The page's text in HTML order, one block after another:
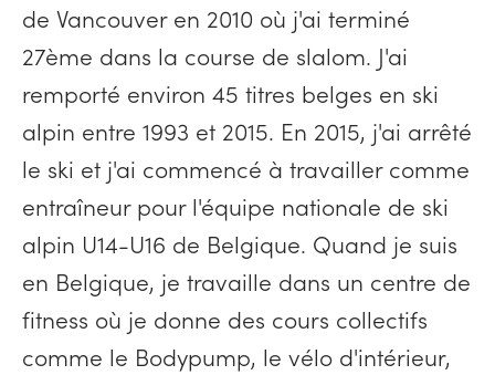
de Vancouver en 2010 où j'ai terminé
27ème dans la course de slalom. J'ai
remporté environ 45 titres belges en ski
alpin entre 1993 et 2015. En 2015, j'ai arrêté
le ski et j'ai commencé à travailler comme
entraîneur pour l'équipe nationale de ski
alpin U14-U16 de Belgique. Quand je suis
en Belgique, je travaille dans un centre de
fitness où je donne des cours collectifs
comme le Bodypump, le vélo d'intérieur,